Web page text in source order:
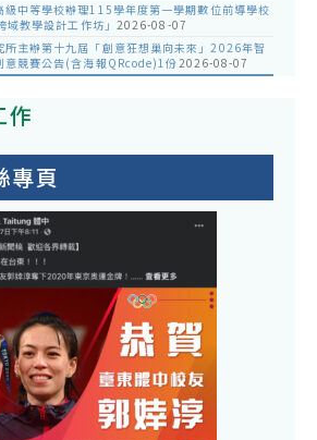
級中等學校辦理115學年度第一學期數位前導學校
域教學設計工作坊」 2026-08-07
所主辦第十九屆「創意狂想巢向未來」2026年智
意競賽公告(含海報QRcode)1份2026-08-07
作
專頁